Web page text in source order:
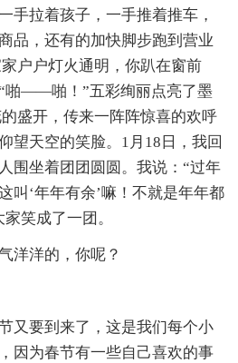
手拉着孩子，一手推着推车，
品，还有的加快脚步跑到营业
户户灯火通明，你趴在窗前
啪——啪！”五彩绚丽点亮了墨
盛开，传来一阵阵惊喜的欢呼
望天空的笑脸。1月18日，我回
围坐着团团圆圆。我说：“过年
叫‘年年有余’嘛！不就是年年都
笑成了一团。
洋洋的，你呢？
又要到来了，这是我们每个小
因为春节有一些自己喜欢的事